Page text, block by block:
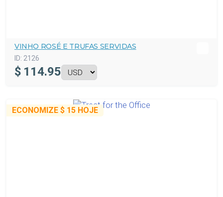
VINHO ROSÉ E TRUFAS SERVIDAS
ID: 2126
$ 114.95
ECONOMIZE $ 15 HOJE